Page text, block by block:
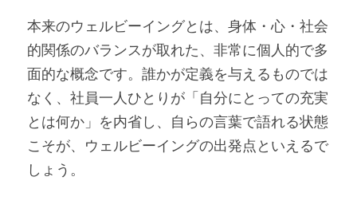
本来のウェルビーイングとは、身体・心・社会
的関係のバランスが取れた、非常に個人的で多
面的な概念です。誰かが定義を与えるものでは
なく、社員一人ひとりが「自分にとっての充実
とは何か」を内省し、自らの言葉で語れる状態
こそが、ウェルビーイングの出発点といえるで
しょう。